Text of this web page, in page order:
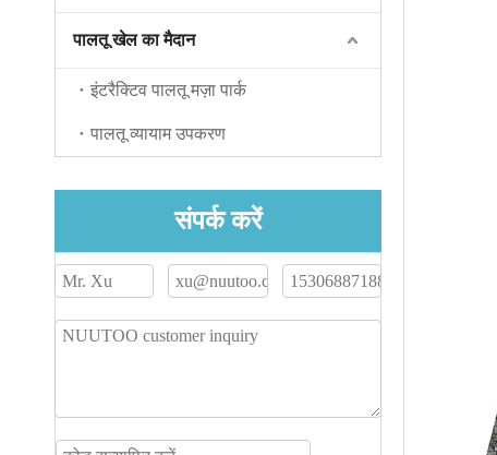
पालतू खेल का मैदान
इंटरैक्टिव पालतू मज़ा पार्क
पालतू व्यायाम उपकरण
संपर्क करें